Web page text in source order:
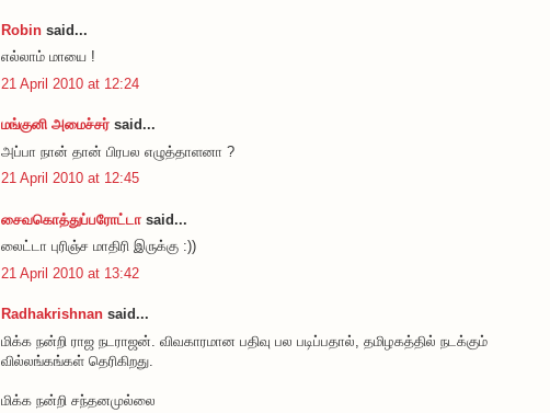
Robin said...
எல்லாம் மாயை !
21 April 2010 at 12:24
மங்குனி அமைச்சர் said...
அப்பா நான் தான் பிரபல எழுத்தாளனா ?
21 April 2010 at 12:45
சைவகொத்துப்பரோட்டா said...
லைட்டா புரிஞ்ச மாதிரி இருக்கு :))
21 April 2010 at 13:42
Radhakrishnan said...
மிக்க நன்றி ராஜ நடராஜன். விவகாரமான பதிவு பல படிப்பதால், தமிழகத்தில் நடக்கும்
வில்லங்கங்கள் தெரிகிறது.
மிக்க நன்றி சந்தனமுல்லை